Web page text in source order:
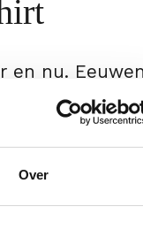
Over
en nu.
dreigen
hard
en
Time To